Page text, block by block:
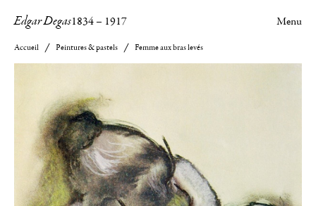
Edgar Degas1834– 1917 Menu
Accueil Peintures & pastels Femme aux bras levés